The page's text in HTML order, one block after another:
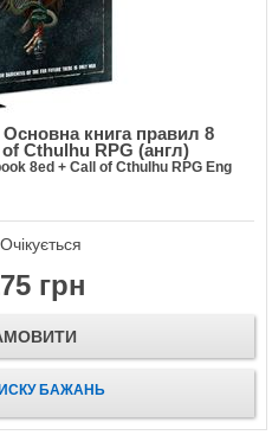
книга правил 8
Cthulhu RPG (англ)
8ed + Call of Cthulhu RPG Eng
Очікується
грн
БАЖАНЬ